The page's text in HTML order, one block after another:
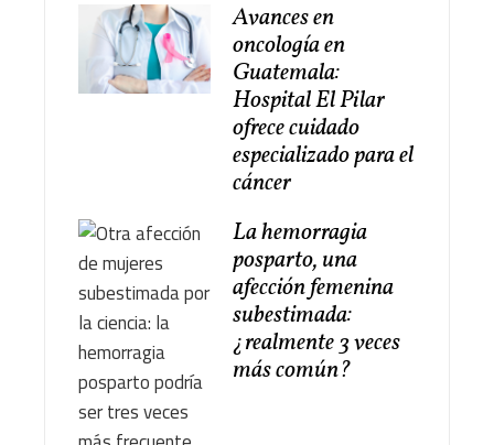
Avances en
oncología en
Guatemala:
Hospital El Pilar
ofrece cuidado
especializado para el
cáncer
La hemorragia
posparto, una
afección femenina
subestimada:
¿realmente 3 veces
más común?